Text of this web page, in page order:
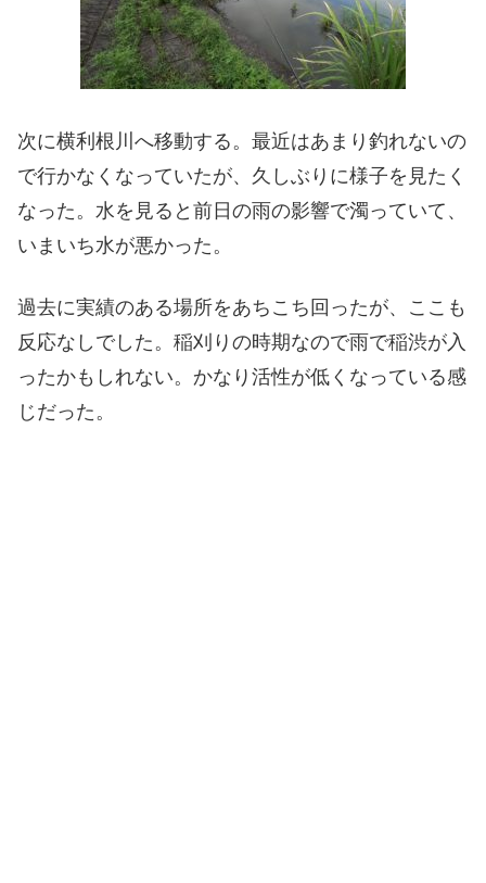
次に横利根川へ移動する。最近はあまり釣れないの
で行かなくなっていたが、久しぶりに様子を見たく
なった。水を見ると前日の雨の影響で濁っていて、
いまいち水が悪かった。
過去に実績のある場所をあちこち回ったが、ここも
反応なしでした。稲刈りの時期なので雨で稲渋が入
ったかもしれない。かなり活性が低くなっている感
じだった。